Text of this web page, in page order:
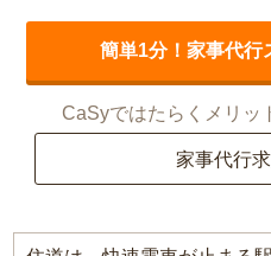
簡単1分！家事代行
CaSyではたらくメリッ
家事代行